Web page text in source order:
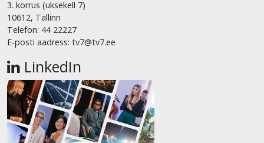
3. korrus (uksekell 7)
10612, Tallinn
Telefon: 44 22227
E-posti aadress: tv7@tv7.ee
LinkedIn